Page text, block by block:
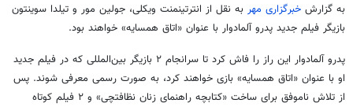
به گزارش خبرگزاری مهر به نقل از انترتینمنت ویکلی، جولین مور و تیلدا سوینتون
بازیگر فیلم جدید پدرو آلمادوار با عنوان «اتاق همسایه» خواهند بود.
پدرو آلمادوار این راز را فاش کرد تا سرانجام ۲ بازیگر بین‌المللی که در فیلم جدید
او با عنوان «اتاق همسایه» بازی خواهند کرد، به صورت رسمی معرفی شوند. پس
از تلاش ناموفق برای ساخت «کتابچه راهنمای زنان نظافتچی» و ۲ فیلم کوتاه